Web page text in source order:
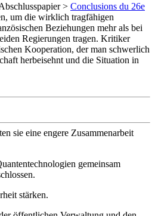
> Conclusions du 26e
um die wirklich tragfähigen
Beziehungen mehr als bei
Regierungen tragen. Kritiker
Kooperation, der man schwerlich
herbeisehnt und die Situation in
sie eine engere Zusammenarbeit
gemeinsam
stärken.